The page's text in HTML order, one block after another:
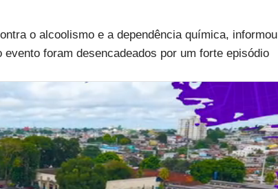
o alcoolismo e a dependência química, informou
foram desencadeados por um forte episódio